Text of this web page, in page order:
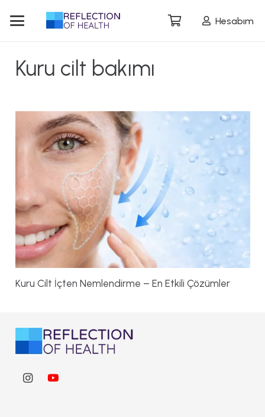
Hesabım
Kuru cilt bakımı
Kuru Cilt İçten Nemlendirme – En Etkili Çözümler